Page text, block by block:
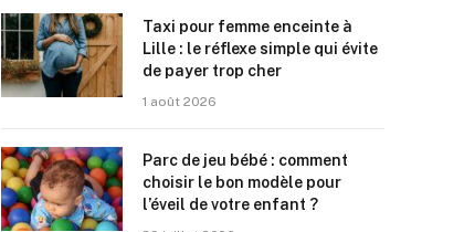
Taxi pour femme enceinte à
Lille : le réflexe simple qui évite
de payer trop cher
1 août 2026
Parc de jeu bébé : comment
choisir le bon modèle pour
l’éveil de votre enfant ?